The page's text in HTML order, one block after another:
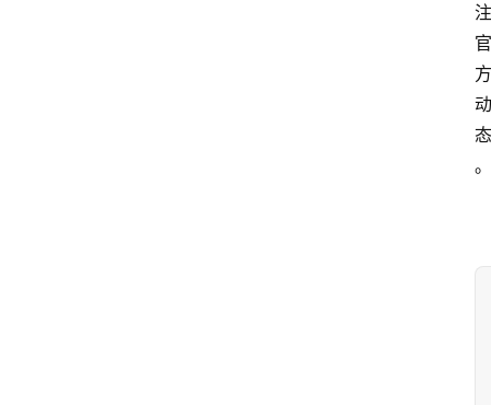
注
官
方
动
态
。